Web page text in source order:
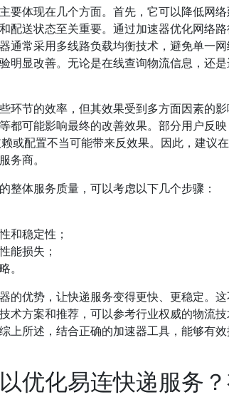
要体现在几个方面。首先，它可以降低网
配送状态至关重要。通过加速器优化网络路
通常采用多线路负载均衡技术，避免单一网
明显改善。无论是在线查询物流信息，还
环节的效率，但其效果受到多方面因素的
都可能影响最终的改善效果。部分用户反
或配置不当可能带来反效果。因此，建议
务商。
整体服务质量，可以考虑以下几个步骤：
和稳定性；
能损失；
。
的优势，让快递服务变得更快、更稳定。
术方案和推荐，可以参考行业权威的物流
上所述，结合正确的加速器工具，能够有
优化易连快递服务